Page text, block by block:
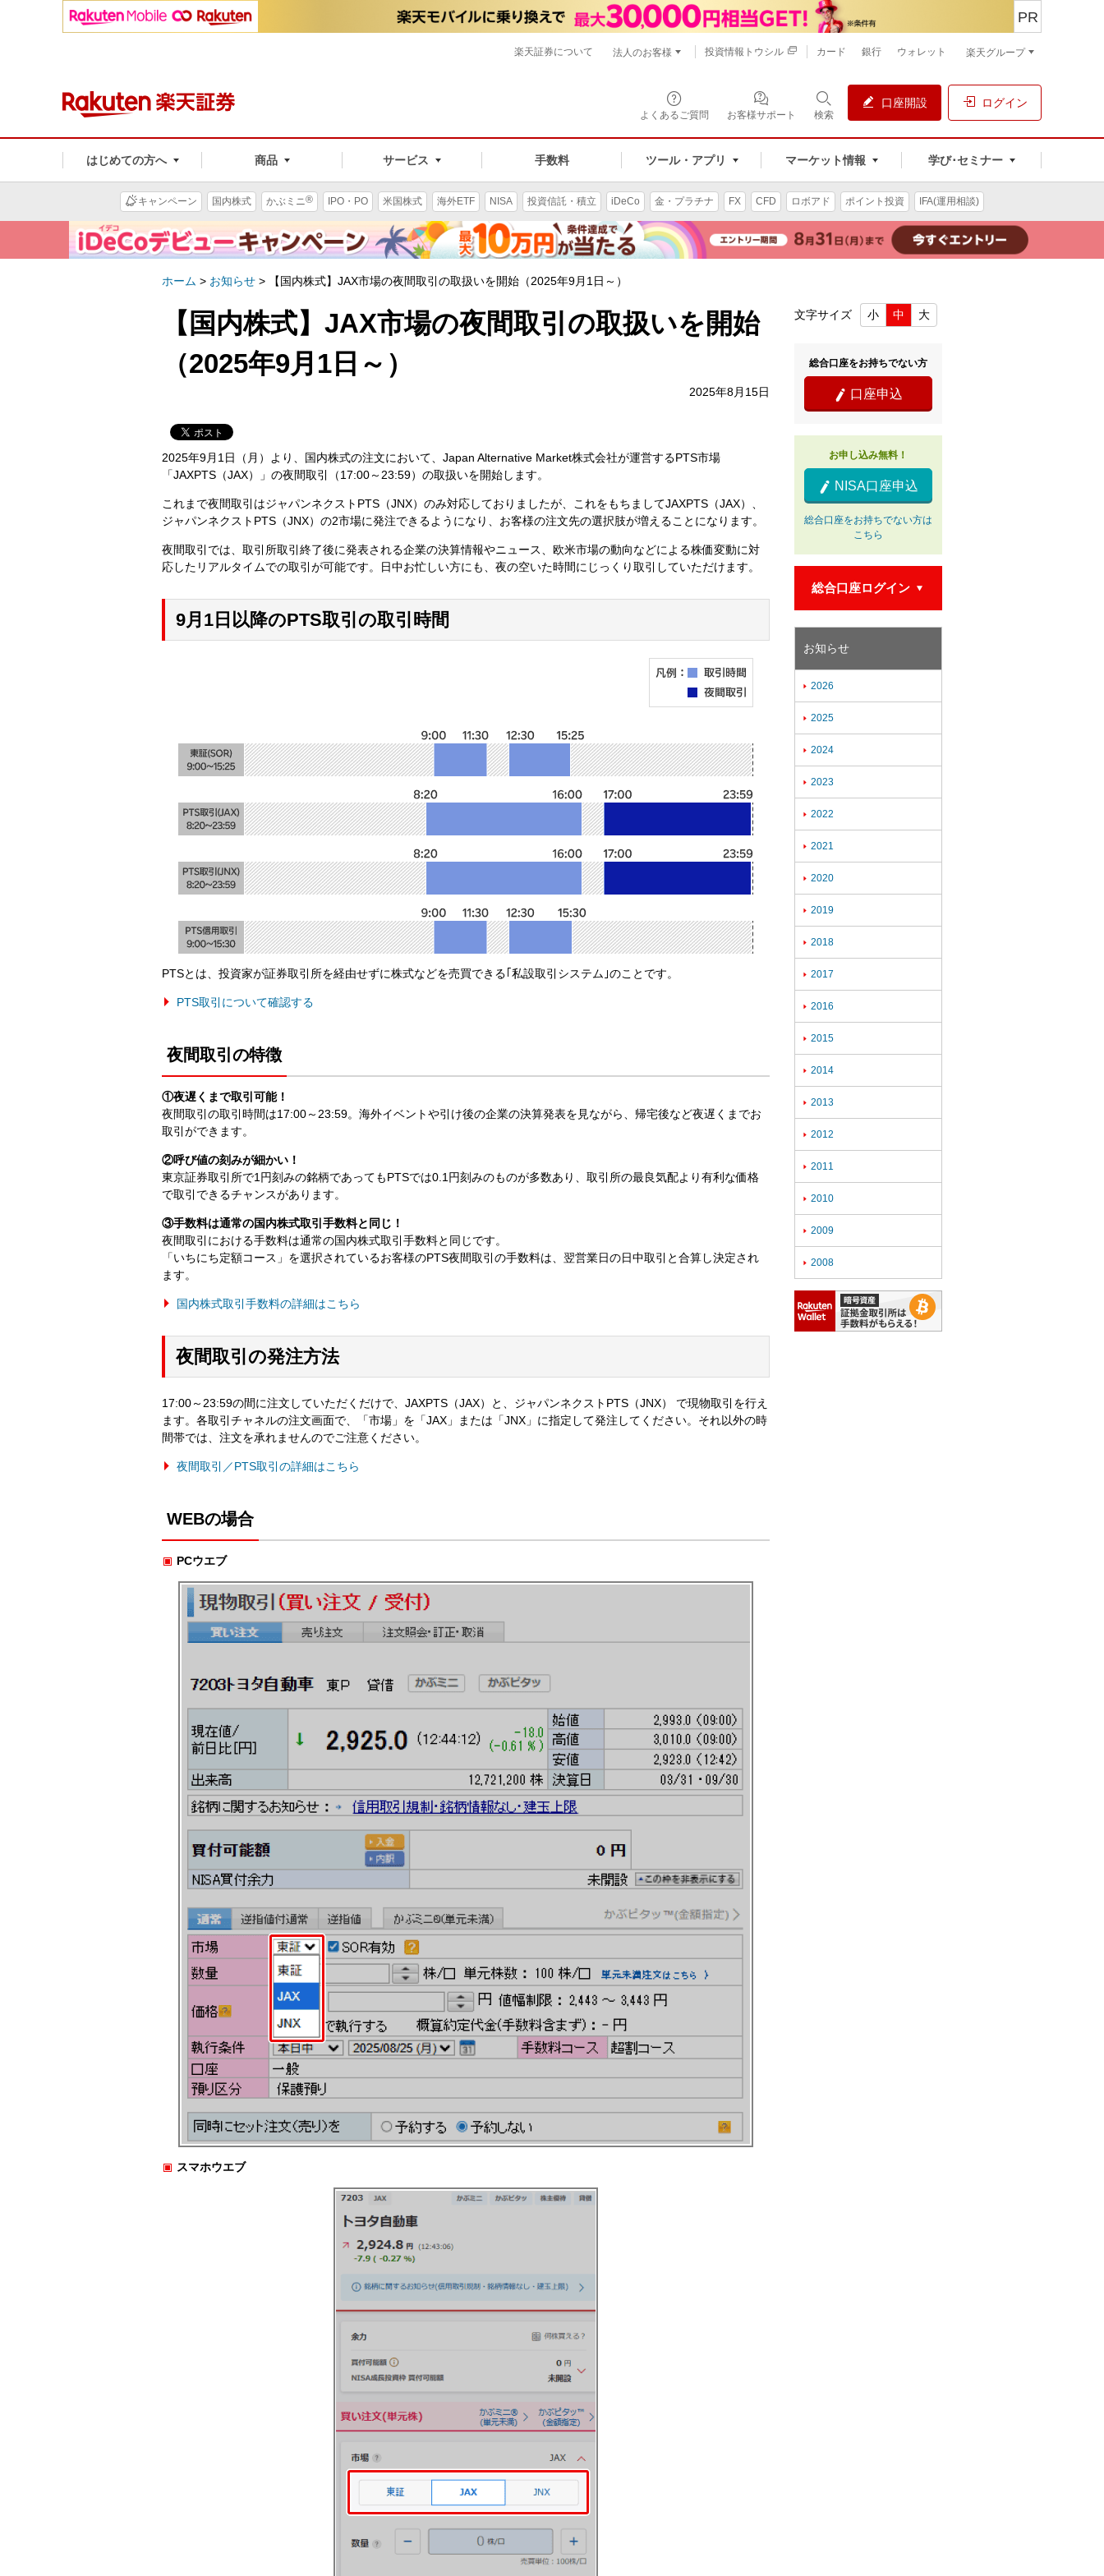
よくあるご質問 お客様サポート 検索
口座開設 ログイン
はじめての方へ 商品 サービス 手数料 ツール・アプリ マーケット情報 学び･セミナー
PR
楽天証券について 法人のお客様 投資情報トウシル カード 銀行 ウォレット 楽天グループ
キャンペーン 国内株式 かぶミニ® IPO・PO 米国株式 海外ETF NISA 投資信託・積立 iDeCo 金・プラチナ FX CFD ロボアド ポイント投資 IFA(運用相談)
ホーム > お知らせ > 【国内株式】JAX市場の夜間取引の取扱いを開始（2025年9月1日～）
【国内株式】JAX市場の夜間取引の取扱いを開始
（2025年9月1日～）
2025年8月15日
2025年9月1日（月）より、国内株式の注文において、Japan Alternative Market株式会社が運営するPTS市場
「JAXPTS（JAX）」の夜間取引（17:00～23:59）の取扱いを開始します。
これまで夜間取引はジャパンネクストPTS（JNX）のみ対応しておりましたが、これをもちましてJAXPTS（JAX）、
ジャパンネクストPTS（JNX）の2市場に発注できるようになり、お客様の注文先の選択肢が増えることになります。
夜間取引では、取引所取引終了後に発表される企業の決算情報やニュース、欧米市場の動向などによる株価変動に対
応したリアルタイムでの取引が可能です。日中お忙しい方にも、夜の空いた時間にじっくり取引していただけます。
9月1日以降のPTS取引の取引時間
PTSとは、投資家が証券取引所を経由せずに株式などを売買できる｢私設取引システム｣のことです。
PTS取引について確認する
夜間取引の特徴
①夜遅くまで取引可能！
夜間取引の取引時間は17:00～23:59。海外イベントや引け後の企業の決算発表を見ながら、帰宅後など夜遅くまでお
取引ができます。
②呼び値の刻みが細かい！
東京証券取引所で1円刻みの銘柄であってもPTSでは0.1円刻みのものが多数あり、取引所の最良気配より有利な価格
で取引できるチャンスがあります。
③手数料は通常の国内株式取引手数料と同じ！
夜間取引における手数料は通常の国内株式取引手数料と同じです。
「いちにち定額コース」を選択されているお客様のPTS夜間取引の手数料は、翌営業日の日中取引と合算し決定され
ます。
国内株式取引手数料の詳細はこちら
夜間取引の発注方法
17:00～23:59の間に注文していただくだけで、JAXPTS（JAX）と、ジャパンネクストPTS（JNX） で現物取引を行え
ます。各取引チャネルの注文画面で、「市場」を「JAX」または「JNX」に指定して発注してください。それ以外の時
間帯では、注文を承れませんのでご注意ください。
夜間取引／PTS取引の詳細はこちら
WEBの場合
PCウエブ
スマホウエブ
文字サイズ 小 中 大
総合口座をお持ちでない方
 口座申込
お申し込み無料！
 NISA口座申込
総合口座をお持ちでない方は
こちら
総合口座ログイン
お知らせ
 2026
 2025
 2024
 2023
 2022
 2021
 2020
 2019
 2018
 2017
 2016
 2015
 2014
 2013
 2012
 2011
 2010
 2009
 2008